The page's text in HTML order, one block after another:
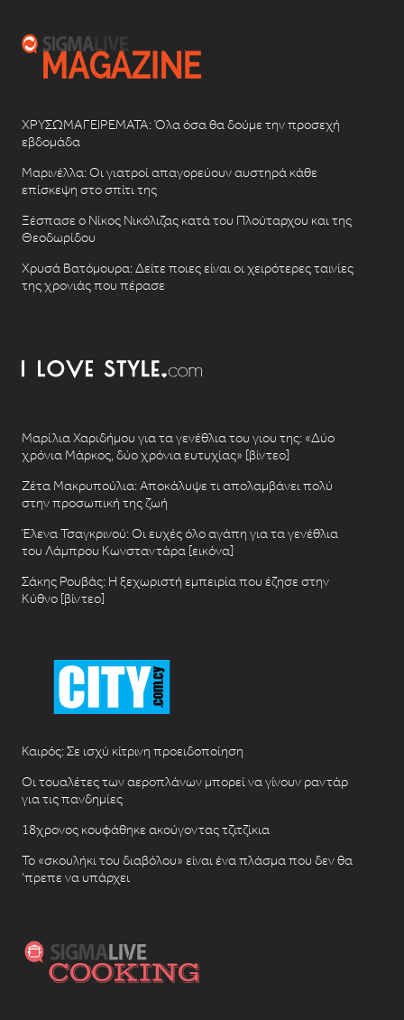
ΧΡΥΣΩΜΑΓΕΙΡΕΜΑΤΑ: Όλα όσα θα δούμε την προσεχή
εβδομάδα
Μαρινέλλα: Οι γιατροί απαγορεύουν αυστηρά κάθε
επίσκεψη στο σπίτι της
Ξέσπασε ο Νίκος Νικόλιζας κατά του Πλούταρχου και της
Θεοδωρίδου
Χρυσά Βατόμουρα: Δείτε ποιες είναι οι χειρότερες ταινίες
της χρονιάς που πέρασε
Μαρίλια Χαριδήμου για τα γενέθλια του γιου της: «Δύο
χρόνια Μάρκος, δύο χρόνια ευτυχίας» [βίντεο]
Ζέτα Μακρυπούλια: Αποκάλυψε τι απολαμβάνει πολύ
στην προσωπική της ζωή
Έλενα Τσαγκρινού: Οι ευχές όλο αγάπη για τα γενέθλια
του Λάμπρου Κωνσταντάρα [εικόνα]
Σάκης Ρουβάς: Η ξεχωριστή εμπειρία που έζησε στην
Κύθνο [βίντεο]
Καιρός: Σε ισχύ κίτρινη προειδοποίηση
Οι τουαλέτες των αεροπλάνων μπορεί να γίνουν ραντάρ
για τις πανδημίες
18χρονος κουφάθηκε ακούγοντας τζιτζίκια
Το «σκουλήκι του διαβόλου» είναι ένα πλάσμα που δεν θα
‘πρεπε να υπάρχει